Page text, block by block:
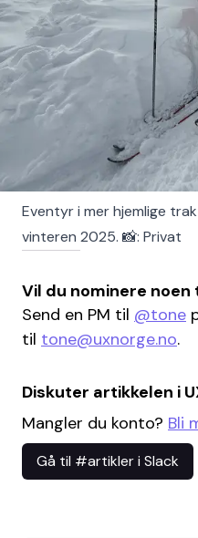
Eventyr i mer hjemlige
vinteren 2025. 📸: Privat
Vil du nominere noen
Send en PM til @tone
til tone@uxnorge.no.
Diskuter artikkelen i
Mangler du konto? Bli
Gå til #artikler i Slack